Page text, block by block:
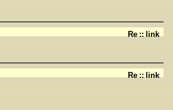
Re :: link
Re :: link